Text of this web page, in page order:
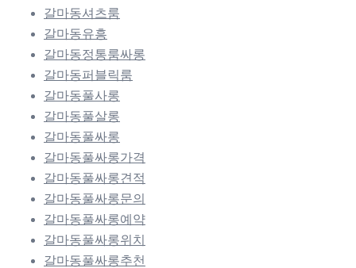
갈마동셔츠룸
갈마동유흥
갈마동정통룸싸롱
갈마동퍼블릭룸
갈마동풀사롱
갈마동풀살롱
갈마동풀싸롱
갈마동풀싸롱가격
갈마동풀싸롱견적
갈마동풀싸롱문의
갈마동풀싸롱예약
갈마동풀싸롱위치
갈마동풀싸롱추천